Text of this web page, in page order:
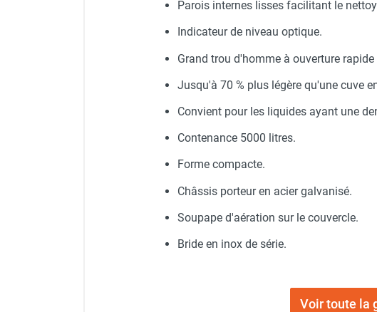
Chauffage FARM au fioul
Chauffage d'atelier granulés / bois /
Chaudière fixe à eau
Aérotherme électrique
Aérotherme au gaz
Aérotherme au fioul
Aérotherme pompe à chaleur
Chauffage mobile électrique, fioul et
Parois internes lisses facilitant le
Indicateur de niveau optique.
Grand trou d'homme à ouverture
Jusqu'à 70 % plus légère qu'une cuve
Convient pour les liquides ayant une
Contenance 5000 litres.
Forme compacte.
Châssis porteur en acier galvanisé.
Soupape d'aération sur le couvercle.
Bride en inox de série.
Voir toute la